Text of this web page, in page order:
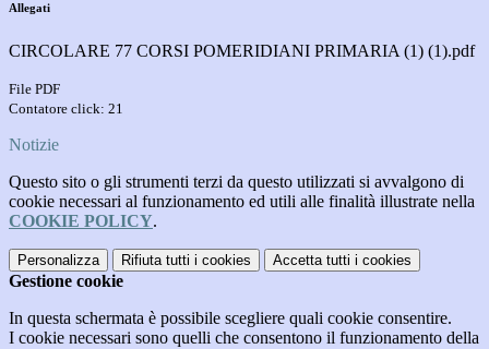
Allegati
CIRCOLARE 77 CORSI POMERIDIANI PRIMARIA (1) (1).pdf
File PDF
Contatore click: 21
Notizie
Questo sito o gli strumenti terzi da questo utilizzati si avvalgono di
cookie necessari al funzionamento ed utili alle finalità illustrate nella
COOKIE POLICY.
Personalizza Rifiuta tutti i cookies Accetta tutti i cookies
Gestione cookie
In questa schermata è possibile scegliere quali cookie consentire.
I cookie necessari sono quelli che consentono il funzionamento della